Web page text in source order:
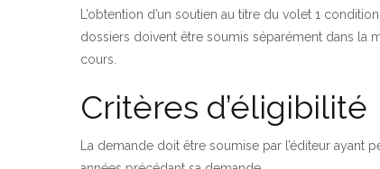
L’obtention d’un soutien au titre du volet 1
dossiers doivent être soumis séparément dans la
cours.
Critères d’éligibilité
La demande doit être soumise par l’éditeur ayant